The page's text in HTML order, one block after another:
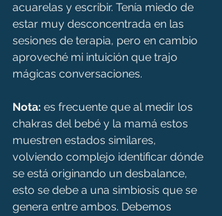
acuarelas y escribir. Tenía miedo de
estar muy desconcentrada en las
sesiones de terapia, pero en cambio
aproveché mi intuición que trajo
mágicas conversaciones.
Nota: es frecuente que al medir los
chakras del bebé y la mamá estos
muestren estados similares,
volviendo complejo identificar dónde
se está originando un desbalance,
esto se debe a una simbiosis que se
genera entre ambos. Debemos